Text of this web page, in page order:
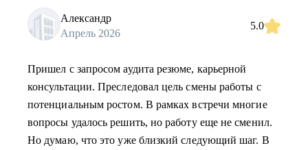
Александр
Апрель 2026
5.0
Пришел с запросом аудита резюме, карьерной
консультации. Преследовал цель смены работы с
потенциальным ростом. В рамках встречи многие
вопросы удалось решить, но работу еще не сменил.
Но думаю, что это уже близкий следующий шаг. В